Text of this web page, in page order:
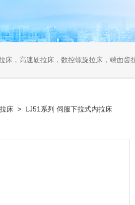
床，高速硬拉床，数控螺旋拉床，端面齿
床 > LJ51系列 伺服下拉式内拉床